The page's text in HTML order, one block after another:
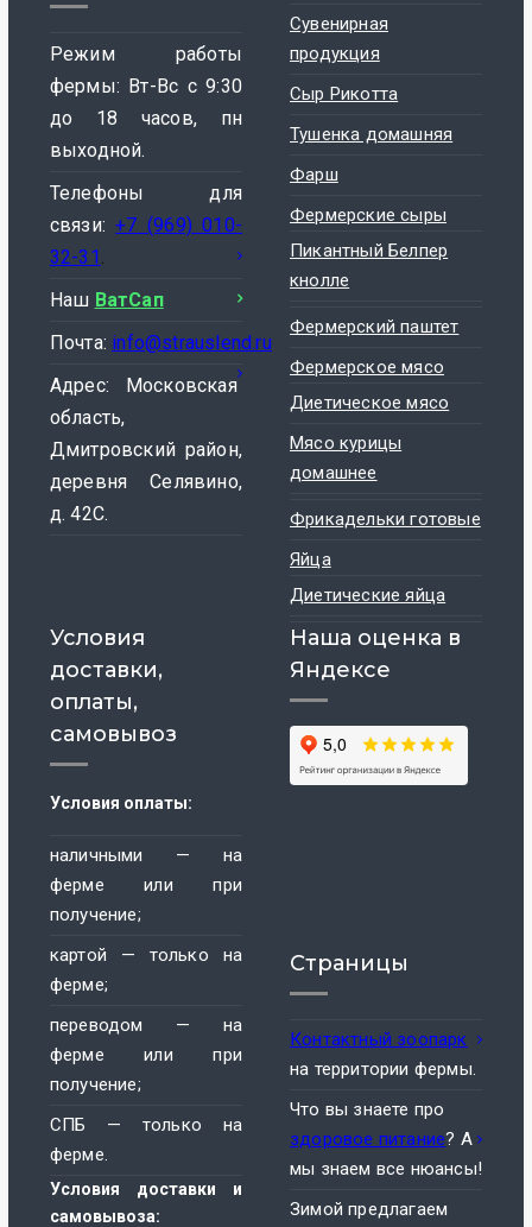
Режим работы
фермы: Вт-Вс с 9:30
до 18 часов, пн
выходной.
Телефоны для
связи: +7 (969) 010-
32-31.
Наш ВатСап
Почта: info@strauslend.ru
Адрес: Московская
область,
Дмитровский район,
деревня Селявино,
д. 42С.
Сувенирная
продукция
Сыр Рикотта
Тушенка домашняя
Фарш
Фермерские сыры
Пикантный Белпер
кнолле
Фермерский паштет
Фермерское мясо
Диетическое мясо
Мясо курицы
домашнее
Фрикадельки готовые
Яйца
Диетические яйца
Условия
доставки,
оплаты,
самовывоз
Условия оплаты:
наличными — на
ферме или при
получение;
картой — только на
ферме;
переводом — на
ферме или при
получение;
СПБ — только на
ферме.
Условия доставки и
самовывоза:
Наша оценка в
Яндексе
Страницы
Контактный зоопарк
на территории фермы.
Что вы знаете про
здоровое питание? А
мы знаем все нюансы!
Зимой предлагаем